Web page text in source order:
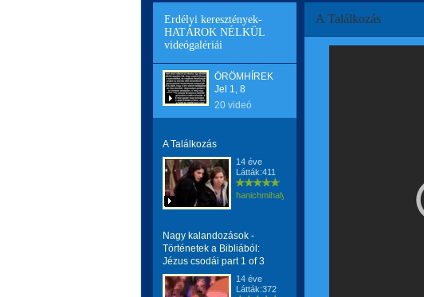
Erdélyi keresztények-
HATÁROK NÉLKÜL
videógalériái
ÖRÖMHÍREK
Jel 1, 8
20 videó
A Találkozás
14 éve
Látták:411
hanichmihalyattila
Nagy kalandozások -
Történetek a Bibliából:
Jézus csodái part 1 of 3
14 éve
Látták:372
A Találkozás